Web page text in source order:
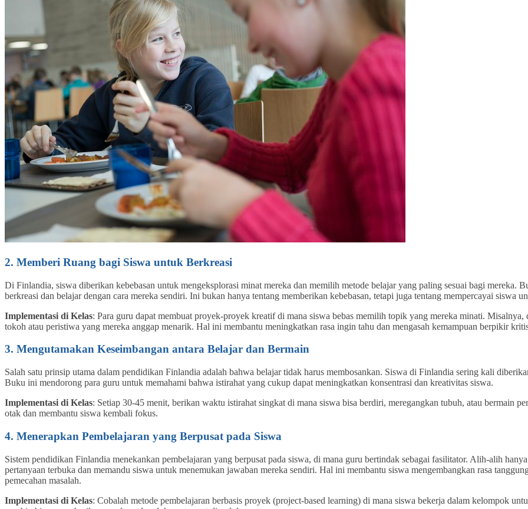
2. Memberi Ruang bagi Siswa untuk Berkreasi
Di Finlandia, siswa diberikan kebebasan untuk mengeksplorasi minat mereka dan memilih metode belajar yang paling sesuai bagi mereka.
berkreasi dan belajar dengan cara mereka sendiri. Ini bukan hanya tentang memberikan kebebasan, tetapi juga tentang mempercayai siswa
Implementasi di Kelas: Para guru dapat membuat proyek-proyek kreatif di mana siswa bebas memilih topik yang mereka minati. Misalnya,
tokoh atau peristiwa yang mereka anggap menarik. Hal ini membantu meningkatkan rasa ingin tahu dan mengasah kemampuan berpikir
3. Mengutamakan Keseimbangan antara Belajar dan Bermain
Salah satu prinsip utama dalam pendidikan Finlandia adalah bahwa belajar tidak harus membosankan. Siswa di Finlandia sering kali
Buku ini mendorong para guru untuk memahami bahwa istirahat yang cukup dapat meningkatkan konsentrasi dan kreativitas siswa.
Implementasi di Kelas: Setiap 30-45 menit, berikan waktu istirahat singkat di mana siswa bisa berdiri, meregangkan tubuh, atau bermain
otak dan membantu siswa kembali fokus.
4. Menerapkan Pembelajaran yang Berpusat pada Siswa
Sistem pendidikan Finlandia menekankan pembelajaran yang berpusat pada siswa, di mana guru bertindak sebagai fasilitator. Alih-alih
pertanyaan terbuka dan memandu siswa untuk menemukan jawaban mereka sendiri. Hal ini membantu siswa mengembangkan rasa
pemecahan masalah.
Implementasi di Kelas: Cobalah metode pembelajaran berbasis proyek (project-based learning) di mana siswa bekerja dalam kelompok